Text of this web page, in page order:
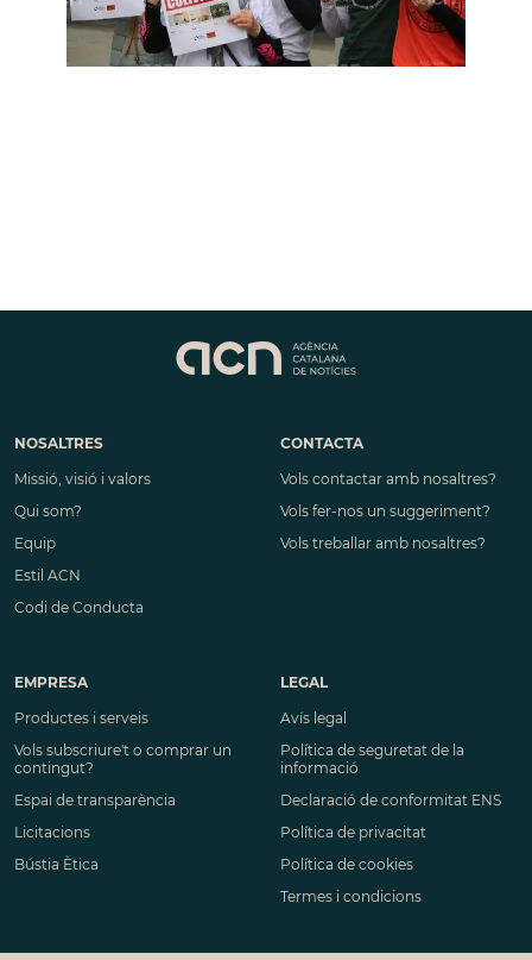
NOSALTRES
Missió, visió i valors
Qui som?
Equip
Estil ACN
Codi de Conducta
CONTACTA
Vols contactar amb nosaltres?
Vols fer-nos un suggeriment?
Vols treballar amb nosaltres?
EMPRESA
Productes i serveis
Vols subscriure't o comprar un
contingut?
Espai de transparència
Licitacions
Bústia Ètica
LEGAL
Avís legal
Política de seguretat de la
informació
Declaració de conformitat ENS
Política de privacitat
Política de cookies
Termes i condicions